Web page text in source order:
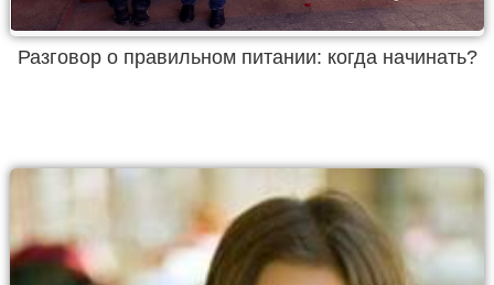
Разговор о правильном питании: когда начинать?